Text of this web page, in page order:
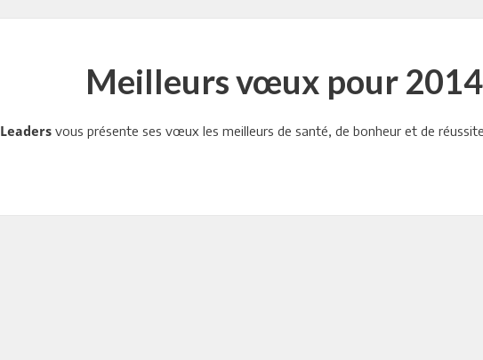
Meilleurs vœux pour 2014
Leaders vous présente ses vœux les meilleurs de santé, de bonheur et de